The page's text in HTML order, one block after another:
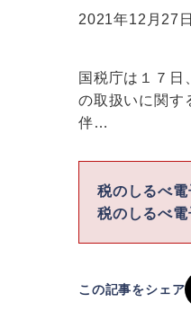
2021年12月27
国税庁は１７日
の取扱いに関す
伴…
税のしるべ
税のしるべ
この記事をシェア